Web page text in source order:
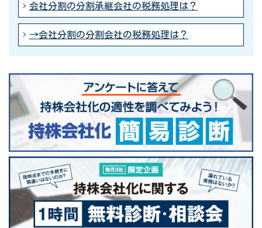
会社分割の分割承継会社の税務処理は？
→会社分割の分割会社の税務処理は？